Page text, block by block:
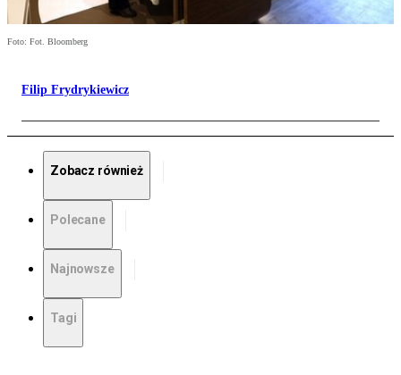
Foto: Fot. Bloomberg
Filip Frydrykiewicz
Zobacz również
Polecane
Najnowsze
Tagi